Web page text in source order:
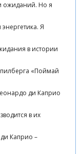
ожиданий. Но я
Я
в истории
«Поймай
ди Каприо
в их
Каприо –